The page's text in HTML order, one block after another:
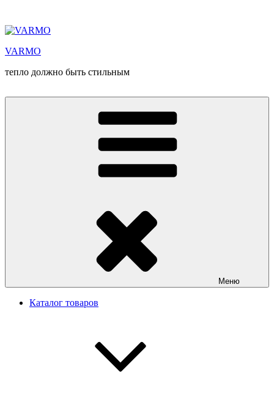
содержимому
VARMO
тепло должно быть стильным
Меню
Каталог товаров